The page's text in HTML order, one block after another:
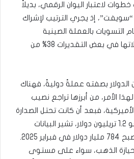
لاعتبار اليوان الرقمي، بديلاً
إذ يجري الترتيب لإشراك
بالعملة الصينية
الرقمية، تصل حجم تعاملاتها في بعض التقديرات 38% من
بصفته عملةً دوليةً، فهناك
الأمر، من أبرزها تراجع نصيب
فبعد أن كانت تحتل الصدارة
على مستوى العالم بنحو 1.2 تريليون دولار، تشير البيانات
الحديثة إلى أن رصيدها أصبح 784 مليار دولار في فبراير 2025.
حيازة الذهب، سواء على مستوى